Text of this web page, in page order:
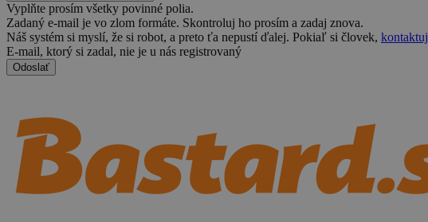
Vyplňte prosím všetky povinné polia.
Zadaný e-mail je vo zlom formáte. Skontroluj ho prosím a zadaj znova.
Náš systém si myslí, že si robot, a preto ťa nepustí ďalej. Pokiaľ si človek, kontaktuj
E-mail, ktorý si zadal, nie je u nás registrovaný
Odoslať